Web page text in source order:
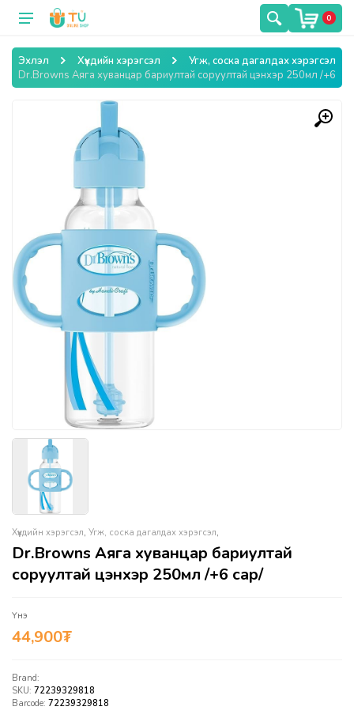
0
Эхлэл Хүүхдийн хэрэгсэл
Угж, соска дагалдах хэрэгсэл
Dr.Browns Аяга хуванцар бариултай соруултай цэнхэр 250мл /+6
Хүүхдийн хэрэгсэл, Угж, соска дагалдах хэрэгсэл,
Dr.Browns Аяга хуванцар бариултай
соруултай цэнхэр 250мл /+6 сар/
Үнэ
44,900₮
Brand:
SKU: 72239329818
Barcode: 72239329818